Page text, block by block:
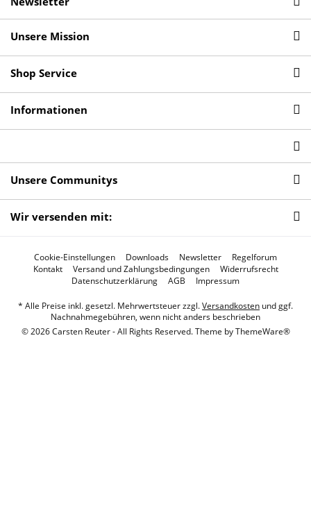
Unsere Mission
Shop Service
Informationen
Unsere Communitys
Wir versenden mit:
Cookie-Einstellungen Downloads Newsletter
Regelforum
Kontakt
Versand und Zahlungsbedingungen
Widerrufsrecht
Datenschutzerklärung
AGB Impressum
* Alle Preise inkl. gesetzl. Mehrwertsteuer zzgl.Versandkosten und ggf.
Nachnahmegebühren, wenn nicht anders beschrieben
© 2026 Carsten Reuter - All Rights Reserved. Theme byThemeWare®